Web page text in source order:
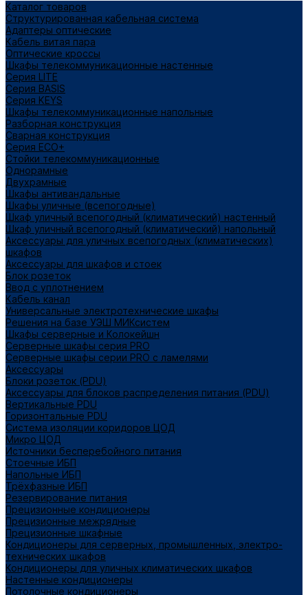
Каталог товаров
Структурированная кабельная система
Адаптеры оптические
Кабель витая пара
Оптические кроссы
Шкафы телекоммуникационные настенные
Cерия LITE
Cерия BASIS
Cерия KEYS
Шкафы телекоммуникационные напольные
Разборная конструкция
Сварная конструкция
Серия ECO+
Стойки телекоммуникационные
Однорамные
Двухрамные
Шкафы антивандальные
Шкафы уличные (всепогодные)
Шкаф уличный всепогодный (климатический) настенный
Шкаф уличный всепогодный (климатический) напольный
Аксессуары для уличных всепогодных (климатических)
шкафов
Аксессуары для шкафов и стоек
Блок розеток
Ввод с уплотнением
Кабель канал
Универсальные электротехнические шкафы
Решения на базе УЭШ МИКсистем
Шкафы серверные и Колокейшн
Серверные шкафы серия PRO
Серверные шкафы серии PRO с ламелями
Аксессуары
Блоки розеток (PDU)
Аксессуары для блоков распределения питания (PDU)
Вертикальные PDU
Горизонтальные PDU
Система изоляции коридоров ЦОД
Микро ЦОД
Источники бесперебойного питания
Стоечные ИБП
Напольные ИБП
Трёхфазные ИБП
Резервирование питания
Прецизионные кондиционеры
Прецизионные межрядные
Прецизионные шкафные
Кондиционеры для серверных, промышленных, электро-
технических шкафов
Кондиционеры для уличных климатических шкафов
Настенные кондиционеры
Потолочные кондиционеры